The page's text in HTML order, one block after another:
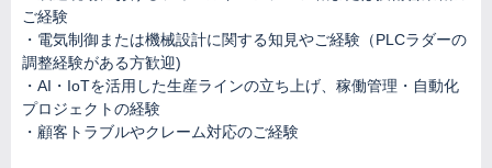
ご経験
・電気制御または機械設計に関する知見やご経験（PLCラダーの
調整経験がある方歓迎)
・AI・IoTを活用した生産ラインの立ち上げ、稼働管理・自動化
プロジェクトの経験
・顧客トラブルやクレーム対応のご経験